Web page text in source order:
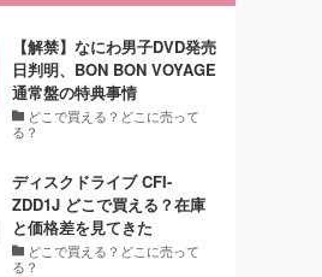
【解禁】なにわ男子DVD発売
日判明、BON BON VOYAGE
通常盤の特典事情
どこで買える？どこに売って
る？
ディスクドライブ CFI-
ZDD1J どこで買える？在庫
と価格差を見てきた
どこで買える？どこに売って
る？